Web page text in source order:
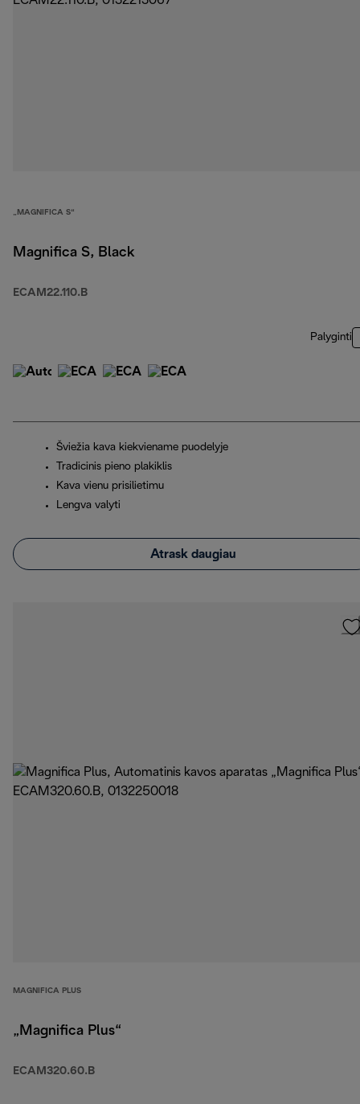
„MAGNIFICA S“
Magnifica S, Black
ECAM22.110.B
Palyginti
Šviežia kava kiekviename puodelyje
Tradicinis pieno plakiklis
Kava vienu prisilietimu
Lengva valyti
Atrask daugiau
MAGNIFICA PLUS
„Magnifica Plus“
ECAM320.60.B